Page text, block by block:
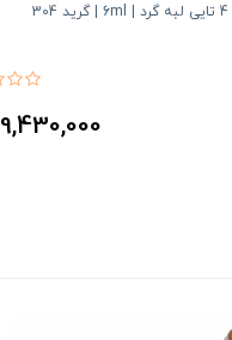
9,430,000